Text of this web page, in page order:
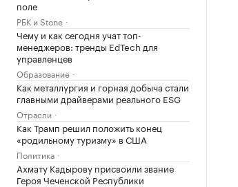
поле
РБК и Stone
Чему и как сегодня учат топ-
менеджеров: тренды EdTech для
управленцев
Образование
Как металлургия и горная добыча стали
главными драйверами реального ESG
Отрасли
Как Трамп решил положить конец
«родильному туризму» в США
Политика
Ахмату Кадырову присвоили звание
Героя Чеченской Республики